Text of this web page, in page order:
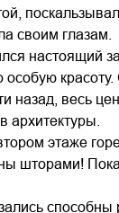
своим глазам.
настоящий
назад, весь
архитектуры.
этаже
шторами!